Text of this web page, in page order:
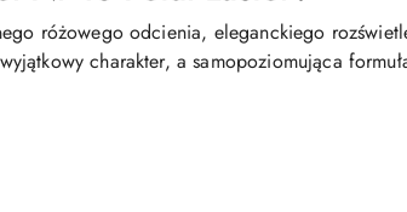
różowego odcienia, eleganckiego
charakter, a samopoziomująca